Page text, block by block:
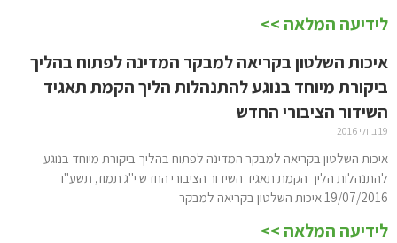
לידיעה המלאה >>
איכות השלטון בקריאה למבקר המדינה לפתוח בהליך
ביקורת מיוחד בנוגע להתנהלות הליך הקמת תאגיד
השידור הציבורי החדש
19 ביולי 2016
איכות השלטון בקריאה למבקר המדינה לפתוח בהליך ביקורת מיוחד בנוגע
להתנהלות הליך הקמת תאגיד השידור הציבורי החדש י"ג תמוז, תשע"ו
19/07/2016 איכות השלטון בקריאה למבקר
לידיעה המלאה >>